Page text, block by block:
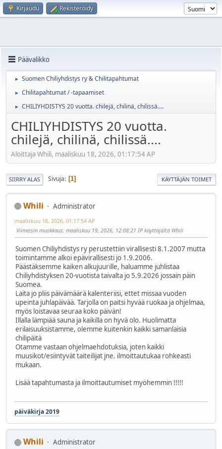
Kirjaudu Rekisteröidy
Päävalikko
► Suomen Chiliyhdistys ry & Chilitapahtumat
► Chilitapahtumat / -tapaamiset
► CHILIYHDISTYS 20 vuotta. chilejä, chilinä, chilissä....
CHILIYHDISTYS 20 vuotta.
chilejä, chilinä, chilissä....
Aloittaja Whili, maaliskuu 18, 2026, 01:17:54 AP
SIIRRY ALAS Sivuja 1 KÄYTTÄJÄN TOIMET
Whili Administrator
maaliskuu 18, 2026, 01:17:54 AP
Viimeisin muokkaus: maaliskuu 19, 2026, 12:08:21 IP käyttäjältä Whili
Suomen Chiliyhdistys ry perustettiin virallisesti 8.1.2007 mutta
toimintamme alkoi epävirallisesti jo 1.9.2006.
Päästäksemme kaiken alkujuurille, haluamme juhlistaa
Chiliyhdistyksen 20-vuotista taivalta jo 5.9.2026 jossain päin
Suomea.
Laita jo pliis päivämäärä kalenteriisi, ettet missaa vuoden
upeinta juhlapäivää. Tarjolla on paitsi hyvää ruokaa ja ohjelmaa,
myös loistavaa seuraa koko päivän!
Illalla lämpiää sauna ja kaikilla on hyvä olo. Huolimatta
erilaisuuksistamme, olemme kuitenkin kaikki samanlaisia
chilipäitä
Otamme vastaan ohjelmaehdotuksia, joten kaikki
muusikot/esiintyvät taiteilijat jne. ilmoittautukaa rohkeasti
mukaan.
Lisää tapahtumasta ja ilmoittautumiset myöhemmin !!!!!
päiväkirja 2019
Whili
Administrator